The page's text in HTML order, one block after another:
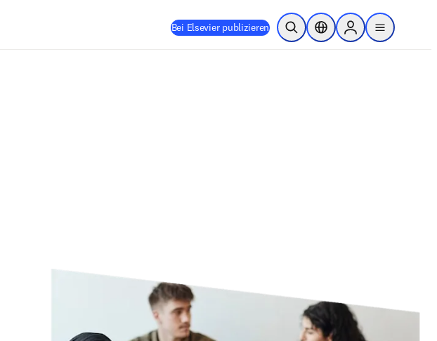
Bei Elsevier publizieren Suche öffnenStandortauswahl
Sign in to products
menu